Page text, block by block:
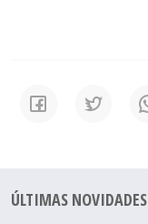
ÚLTIMAS NOVIDADES